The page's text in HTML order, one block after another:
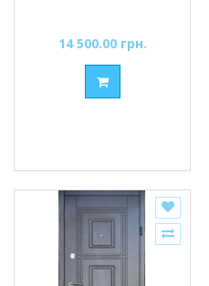
14 500.00 грн.